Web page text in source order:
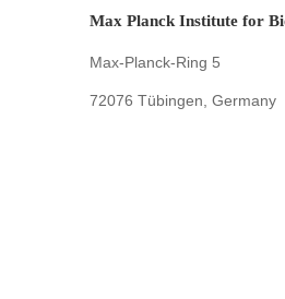
Max Planck Institute for
Max-Planck-Ring 5
72076 Tübingen, Germany